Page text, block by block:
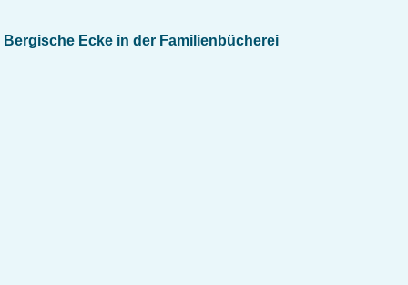
Bergische Ecke in der Familienbücherei